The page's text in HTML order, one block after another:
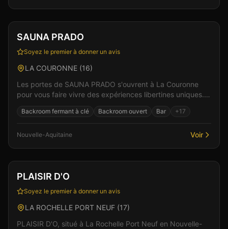
Club Sauna +6
SAUNA PRADO
Soyez le premier à donner un avis
LA COURONNE (16)
Les portes de SAUNA PRADO s'ouvrent à La Couronne
pour vous faire vivre des expériences libertines uniques.
Backroom fermant à clé Backroom ouvert Bar +17
Nouvelle-Aquitaine Voir
Club Sauna +3
PLAISIR D'O
Soyez le premier à donner un avis
LA ROCHELLE PORT NEUF (17)
PLAISIR D'O, situé à La Rochelle Port Neuf en Nouvelle-